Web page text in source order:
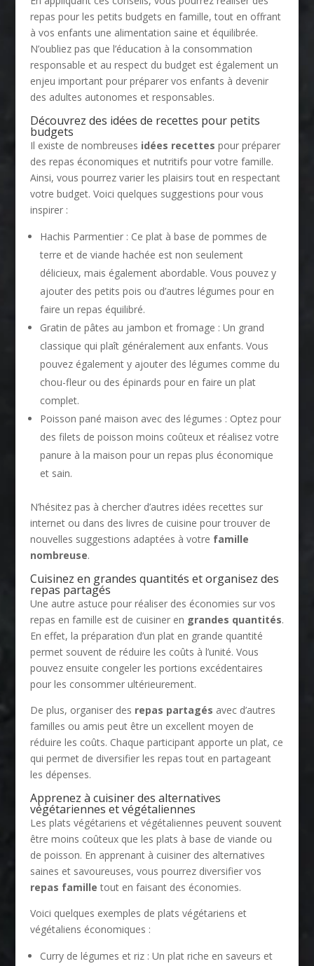
repas pour les petits budgets en famille, tout en offrant
à vos enfants une alimentation saine et équilibrée.
N’oubliez pas que l’éducation à la consommation
responsable et au respect du budget est également un
enjeu important pour préparer vos enfants à devenir
des adultes autonomes et responsables.
Découvrez des idées de recettes pour petits
budgets
Il existe de nombreuses idées recettes pour préparer
des repas économiques et nutritifs pour votre famille.
Ainsi, vous pourrez varier les plaisirs tout en respectant
votre budget. Voici quelques suggestions pour vous
inspirer :
Hachis Parmentier : Ce plat à base de pommes de
terre et de viande hachée est non seulement
délicieux, mais également abordable. Vous pouvez y
ajouter des petits pois ou d’autres légumes pour en
faire un repas équilibré.
Gratin de pâtes au jambon et fromage : Un grand
classique qui plaît généralement aux enfants. Vous
pouvez également y ajouter des légumes comme du
chou-fleur ou des épinards pour en faire un plat
complet.
Poisson pané maison avec des légumes : Optez pour
des filets de poisson moins coûteux et réalisez votre
panure à la maison pour un repas plus économique
et sain.
N’hésitez pas à chercher d’autres idées recettes sur
internet ou dans des livres de cuisine pour trouver de
nouvelles suggestions adaptées à votre famille
nombreuse.
Cuisinez en grandes quantités et organisez des
repas partagés
Une autre astuce pour réaliser des économies sur vos
repas en famille est de cuisiner en grandes quantités.
En effet, la préparation d’un plat en grande quantité
permet souvent de réduire les coûts à l’unité. Vous
pouvez ensuite congeler les portions excédentaires
pour les consommer ultérieurement.
De plus, organiser des repas partagés avec d’autres
familles ou amis peut être un excellent moyen de
réduire les coûts. Chaque participant apporte un plat, ce
qui permet de diversifier les repas tout en partageant
les dépenses.
Apprenez à cuisiner des alternatives
végétariennes et végétaliennes
Les plats végétariens et végétaliennes peuvent souvent
être moins coûteux que les plats à base de viande ou
de poisson. En apprenant à cuisiner des alternatives
saines et savoureuses, vous pourrez diversifier vos
repas famille tout en faisant des économies.
Voici quelques exemples de plats végétariens et
végétaliens économiques :
Curry de légumes et riz : Un plat riche en saveurs et